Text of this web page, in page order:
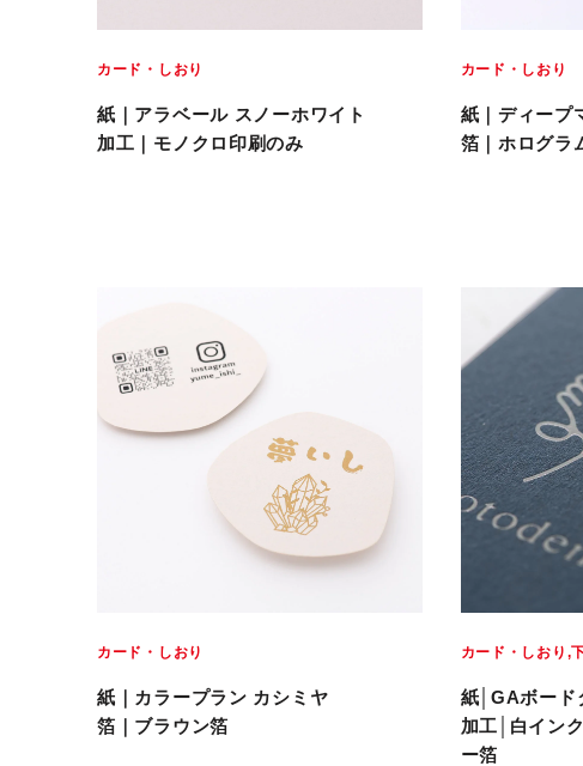
カード・しおり
紙｜アラベール スノーホワイト
加工｜モノクロ印刷のみ
カード・しおり
紙｜ディープ
箔｜ホログラ
カード・しおり
紙｜カラープラン カシミヤ
箔｜ブラウン箔
カード・しおり
紙│GAボード
加工│白イン
ー箔